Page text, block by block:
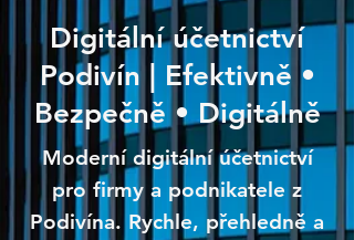
Digitální účetnictví
Podivín | Efektivně •
Bezpečně • Digitálně
Moderní digitální účetnictví
pro firmy a podnikatele z
Podivína. Rychle, přehledně a